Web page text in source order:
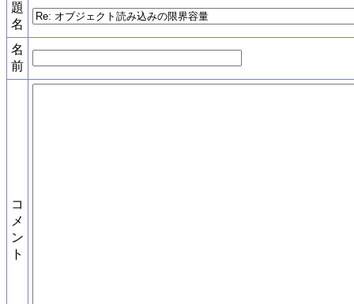
題
名
名
前
コ
メ
ン
ト